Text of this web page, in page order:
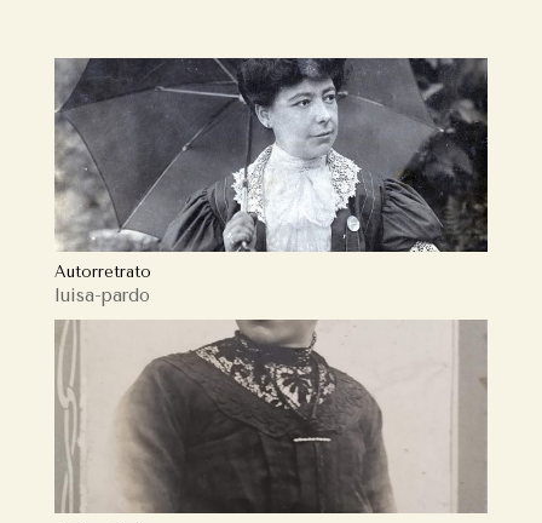
Autorretrato
luisa-pardo